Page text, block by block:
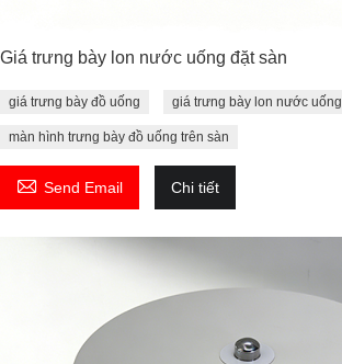
Giá trưng bày lon nước uống đặt sàn
giá trưng bày đồ uống giá trưng bày lon nước uống
màn hình trưng bày đồ uống trên sàn
 Send Email Chi tiết